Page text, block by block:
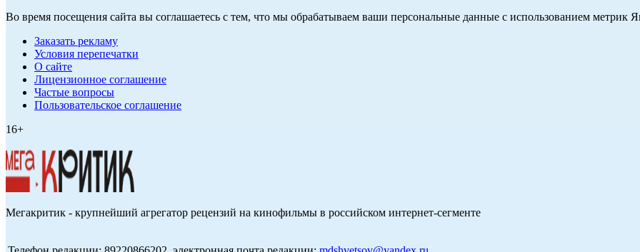
Во время посещения сайта вы соглашаетесь с тем, что мы обрабатываем ваши персональные данные с использованием метрик
Заказать рекламу
Условия перепечатки
О сайте
Лицензионное соглашение
Частые вопросы
Пользовательское соглашение
16+
Мегакритик - крупнейший агрегатор рецензий на кинофильмы в российском интернет-сегменте